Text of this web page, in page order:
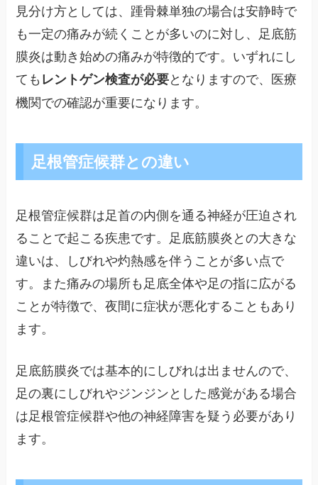
見分け方としては、踵骨棘単独の場合は安静時で
も一定の痛みが続くことが多いのに対し、足底筋
膜炎は動き始めの痛みが特徴的です。いずれにし
てもレントゲン検査が必要となりますので、医療
機関での確認が重要になります。
足根管症候群との違い
足根管症候群は足首の内側を通る神経が圧迫され
ることで起こる疾患です。足底筋膜炎との大きな
違いは、しびれや灼熱感を伴うことが多い点で
す。また痛みの場所も足底全体や足の指に広がる
ことが特徴で、夜間に症状が悪化することもあり
ます。
足底筋膜炎では基本的にしびれは出ませんので、
足の裏にしびれやジンジンとした感覚がある場合
は足根管症候群や他の神経障害を疑う必要があり
ます。